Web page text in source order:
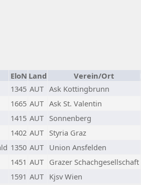
EloN Land Verein/Ort
1345 AUT Ask Kottingbrunn
1665 AUT Ask St. Valentin
1415 AUT Sonnenberg
1402 AUT Styria Graz
1350 AUT Union Ansfelden
1451 AUT Grazer Schachgesellschaft
1591 AUT Kjsv Wien